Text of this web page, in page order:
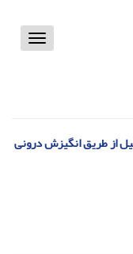
Toggle
از طریق انگیزش درونی